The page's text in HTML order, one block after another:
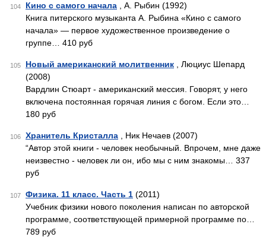
104 Кино с самого начала , А. Рыбин (1992)
Книга питерского музыканта А. Рыбина «Кино с самого
начала» — первое художественное произведение о
группе… 410 руб
105 Новый американский молитвенник , Люциус Шепард
(2008)
Вардлин Стюарт - американский мессия. Говорят, у него
включена постоянная горячая линия с богом. Если это…
180 руб
106 Хранитель Кристалла , Ник Нечаев (2007)
“Автор этой книги - человек необычный. Впрочем, мне даже
неизвестно - человек ли он, ибо мы с ним знакомы… 337
руб
107 Физика. 11 класс. Часть 1 (2011)
Учебник физики нового поколения написан по авторской
программе, соответствующей примерной программе по…
789 руб